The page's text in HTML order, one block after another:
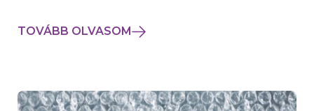
TOVÁBB OLVASOM